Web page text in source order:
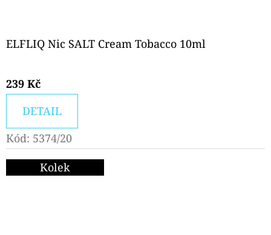
ELFLIQ Nic SALT Cream Tobacco 10ml
239 Kč
DETAIL
Kód: 5374/20
Kolek